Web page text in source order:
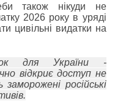
також нікуди не
2026 року в уряді
цивільні видатки на
для України -
відкриє доступ не
російські